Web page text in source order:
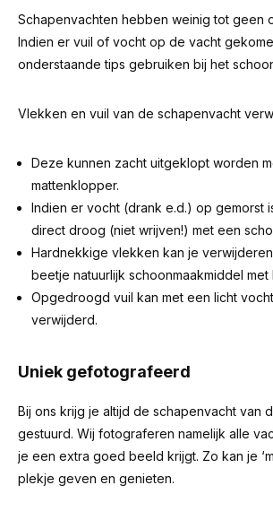
Schapenvachten hebben weinig tot geen
Indien er vuil of vocht op de vacht
onderstaande tips gebruiken bij het
Vlekken en vuil van de schapenvacht
Deze kunnen zacht uitgeklopt worden
mattenklopper.
Indien er vocht (drank e.d.) op gemorst
direct droog (niet wrijven!) met een
Hardnekkige vlekken kan je
beetje natuurlijk schoonmaakmiddel met
Opgedroogd vuil kan met een licht
verwijderd.
Uniek gefotografeerd
Bij ons krijg je altijd de schapenvacht van
gestuurd. Wij fotograferen namelijk alle
je een extra goed beeld krijgt. Zo kan je
plekje geven en genieten.